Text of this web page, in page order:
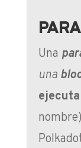
Una
una
nombre)